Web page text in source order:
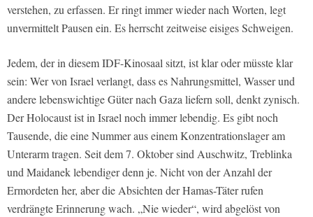
verstehen, zu erfassen. Er ringt immer wieder nach Worten, legt
unvermittelt Pausen ein. Es herrscht zeitweise eisiges Schweigen.
Jedem, der in diesem IDF-Kinosaal sitzt, ist klar oder müsste klar
sein: Wer von Israel verlangt, dass es Nahrungsmittel, Wasser und
andere lebenswichtige Güter nach Gaza liefern soll, denkt zynisch.
Der Holocaust ist in Israel noch immer lebendig. Es gibt noch
Tausende, die eine Nummer aus einem Konzentrationslager am
Unterarm tragen. Seit dem 7. Oktober sind Auschwitz, Treblinka
und Maidanek lebendiger denn je. Nicht von der Anzahl der
Ermordeten her, aber die Absichten der Hamas-Täter rufen
verdrängte Erinnerung wach. „Nie wieder“, wird abgelöst von